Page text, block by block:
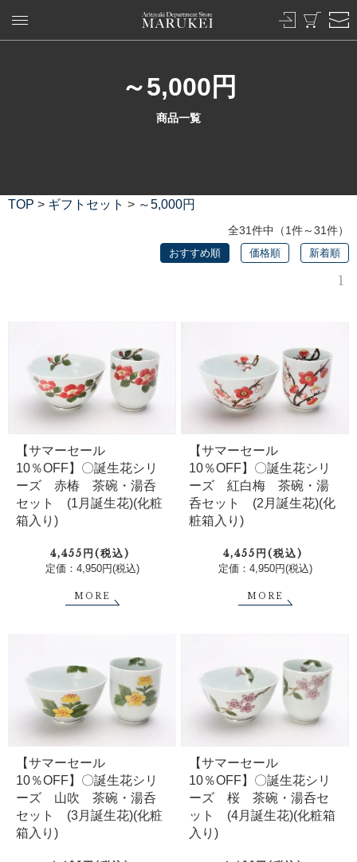
～5,000円
商品一覧
TOP > ギフトセット > ～5,000円
全31件中（1件～31件）
おすすめ順 価格順 新着順
1
【サマーセール
10％OFF】〇誕生花シリ
ーズ 赤椿 茶碗・湯呑
セット (1月誕生花)(化粧
箱入り)
4,455円(税込)
定価：4,950円(税込)
MORE
【サマーセール
10％OFF】〇誕生花シリ
ーズ 紅白梅 茶碗・湯
呑セット (2月誕生花)(化
粧箱入り)
4,455円(税込)
定価：4,950円(税込)
MORE
【サマーセール
10％OFF】〇誕生花シリ
ーズ 山吹 茶碗・湯呑
セット (3月誕生花)(化粧
箱入り)
【サマーセール
10％OFF】〇誕生花シリ
ーズ 桜 茶碗・湯呑セ
ット (4月誕生花)(化粧箱
入り)